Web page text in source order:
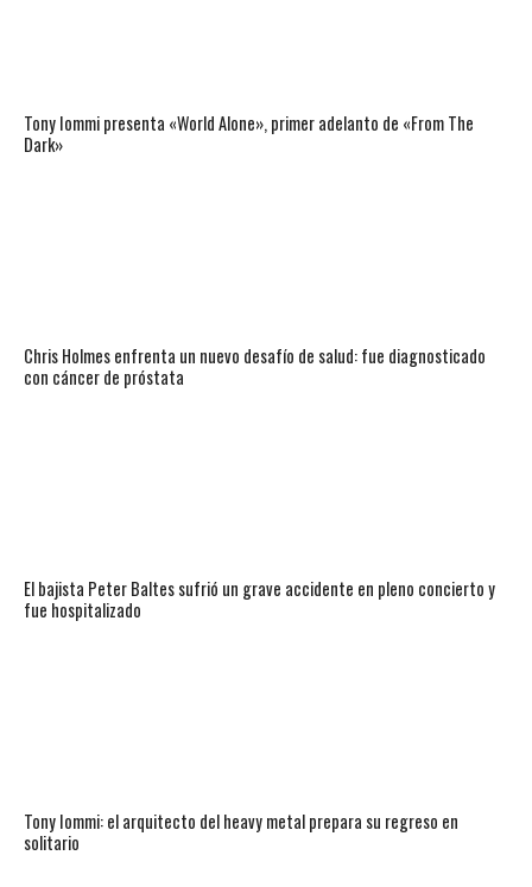
Tony Iommi presenta «World Alone», primer adelanto de «From The
Dark»
Chris Holmes enfrenta un nuevo desafío de salud: fue diagnosticado
con cáncer de próstata
El bajista Peter Baltes sufrió un grave accidente en pleno concierto y
fue hospitalizado
Tony Iommi: el arquitecto del heavy metal prepara su regreso en
solitario